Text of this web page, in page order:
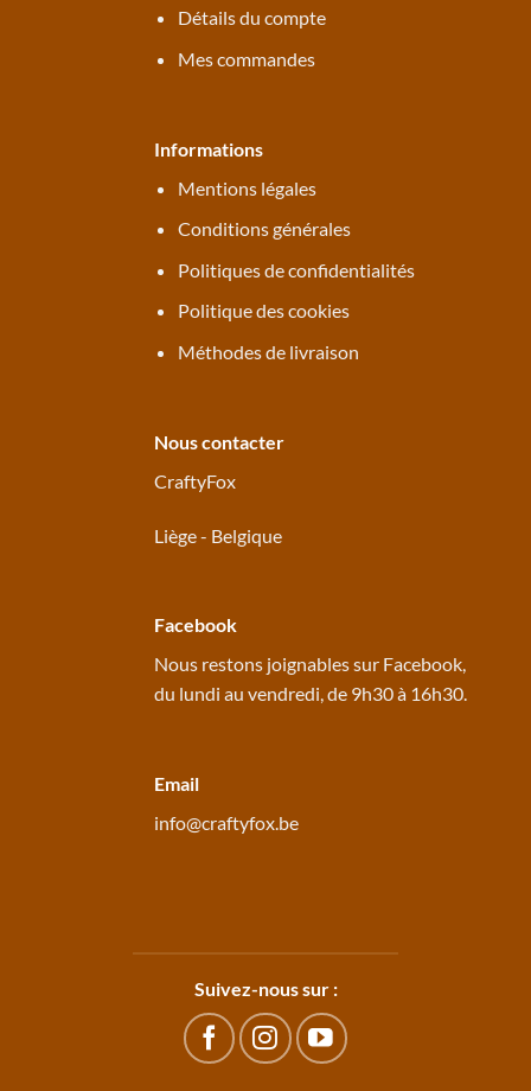
Détails du compte
Mes commandes
Informations
Mentions légales
Conditions générales
Politiques de confidentialités
Politique des cookies
Méthodes de livraison
Nous contacter
CraftyFox
Liège - Belgique
Facebook
Nous restons joignables sur Facebook,
du lundi au vendredi, de 9h30 à 16h30.
Email
info@craftyfox.be
Suivez-nous sur :